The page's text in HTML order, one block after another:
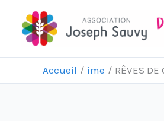
contenu
Accueil ime RÊVES